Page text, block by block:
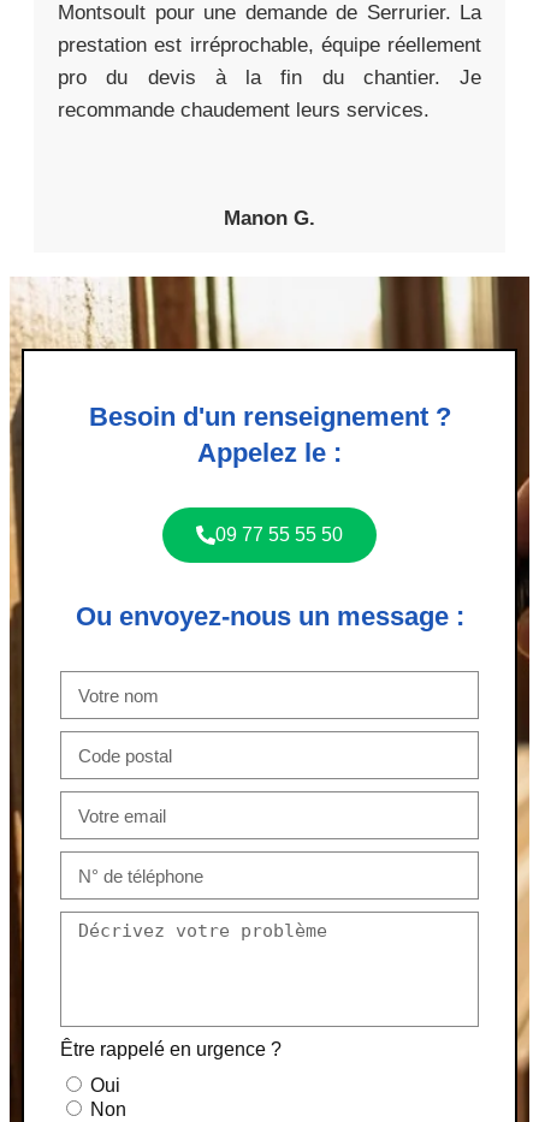
Montsoult pour une demande de Serrurier. La
prestation est irréprochable, équipe réellement
pro du devis à la fin du chantier. Je
recommande chaudement leurs services.
Manon G.
Besoin d'un renseignement ?
Appelez le :
09 77 55 55 50
Ou envoyez-nous un message :
Être rappelé en urgence ?
Oui
Non